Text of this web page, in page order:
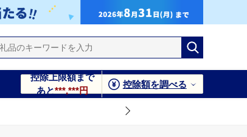
控除上限額まで
あと***,***円
控除額を調べる